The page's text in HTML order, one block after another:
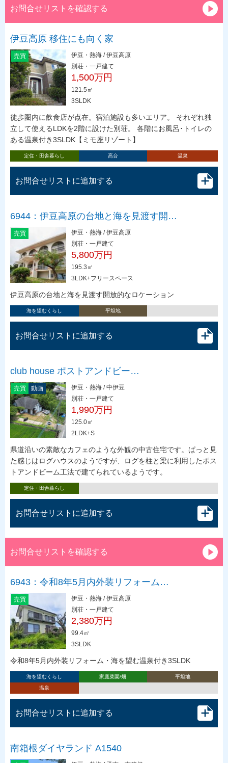
お問合せリストを確認する
伊豆高原 移住にも向く家
売買
伊豆・熱海 / 伊豆高原
別荘・一戸建て
1,500万円
121.5㎡
3SLDK
徒歩圏内に飲食店が点在。宿泊施設も多いエリア。 それぞれ独
立して使えるLDKを2階に設けた別荘。 各階にお風呂･トイレの
ある温泉付き3SLDK【ミモ座リゾート】
定住・田舎暮らし 高台 温泉
お問合せリストに追加する
6944：伊豆高原の台地と海を見渡す開…
売買
伊豆・熱海 / 伊豆高原
別荘・一戸建て
5,800万円
195.3㎡
3LDK+フリースペース
伊豆高原の台地と海を見渡す開放的なロケーション
海を望むくらし 平坦地
お問合せリストに追加する
club house ポストアンドビー…
売買 動画
伊豆・熱海 / 中伊豆
別荘・一戸建て
1,990万円
125.0㎡
2LDK+S
県道沿いの素敵なカフェのような外観の中古住宅です。ぱっと見
た感じはログハウスのようですが、ログを柱と梁に利用したポス
トアンドビーム工法で建てられているようです。
定住・田舎暮らし
お問合せリストに追加する
お問合せリストを確認する
6943：令和8年5月内外装リフォーム…
売買
伊豆・熱海 / 伊豆高原
別荘・一戸建て
2,380万円
99.4㎡
3SLDK
令和8年5月内外装リフォーム・海を望む温泉付き3SLDK
海を望むくらし 家庭菜園/畑
平坦地
温泉
お問合せリストに追加する
南箱根ダイヤランド A1540